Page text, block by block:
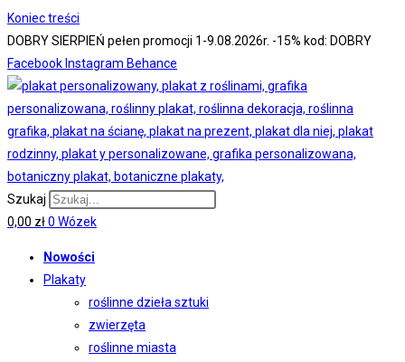
Koniec treści
DOBRY SIERPIEŃ pełen promocji 1-9.08.2026r. -15% kod: DOBRY
Facebook Instagram Behance
Szukaj
0,00 zł0 Wózek
Nowości
Plakaty
roślinne dzieła sztuki
zwierzęta
roślinne miasta